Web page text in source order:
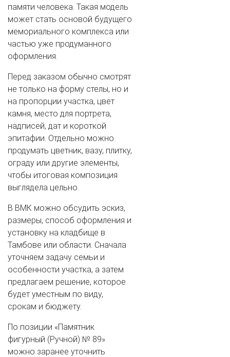
памяти человека. Такая модель
может стать основой будущего
мемориального комплекса или
частью уже продуманного
оформления.
Перед заказом обычно смотрят
не только на форму стелы, но и
на пропорции участка, цвет
камня, место для портрета,
надписей, дат и короткой
эпитафии. Отдельно можно
продумать цветник, вазу, плитку,
ограду или другие элементы,
чтобы итоговая композиция
выглядела цельно.
В ВМК можно обсудить эскиз,
размеры, способ оформления и
установку на кладбище в
Тамбове или области. Сначала
уточняем задачу семьи и
особенности участка, а затем
предлагаем решение, которое
будет уместным по виду,
срокам и бюджету.
По позиции «Памятник
фигурный (Ручной) № 89»
можно заранее уточнить